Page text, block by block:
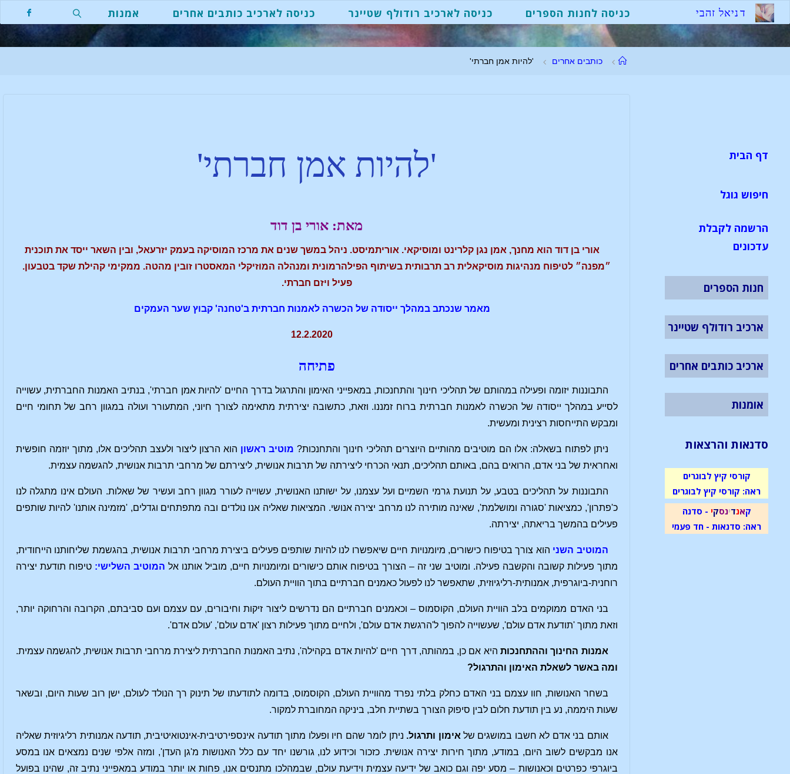
דניאל זהבי כניסה לחנות הספרים כניסה לארכיב רודולף שטיינר כניסה לארכיב כותבים אחרים אמנות
כותבים אחרים 'להיות אמן חברתי'
'להיות אמן חברתי'
מאת: אורי בן דוד
אורי בן דוד הוא מחנך, אמן נגן קלרינט ומוסיקאי. אוריתמיסט. ניהל במשך שנים את מרכז המוסיקה בעמק יזרעאל, ובין השאר ייסד את תוכנית
״מפנה״ לטיפוח מנהיגות מוסיקאלית רב תרבותית בשיתוף הפילהרמונית ומנהלה המוזיקלי המאסטרו זובין מהטה. ממקימי קהילת שקד בטבעון.
פעיל ויזם חברתי.
מאמר שנכתב במהלך ייסודה של הכשרה לאמנות חברתית ב'טחנה' קבוץ שער העמקים
12.2.2020
פתיחה
התבוננות יזומה ופעילה במהותם של תהליכי חינוך והתחנכות, במאפייני האימון והתרגול בדרך החיים 'להיות אמן חברתי', בנתיב האמנות החברתית, עשוייה
לסייע במהלך ייסודה של הכשרה לאמנות חברתית ברוח זמננו. וזאת, כתשובה יצירתית מתאימה לצורך חיוני, המתעורר ועולה במגוון רחב של תחומי חיים
ומבקש התייחסות רצינית ומעשית.
ניתן לפתוח בשאלה: אלו הם מוטיבים מהותיים היוצרים תהליכי חינוך והתחנכות? מוטיב ראשון הוא הרצון ליצור ולעצב תהליכים אלו, מתוך יוזמה חופשית
ואחראית של בני אדם, הרואים בהם, באותם תהליכים, תנאי הכרחי ליצירתה של תרבות אנושית, ליצירתם של מרחבי תרבות אנושית, להגשמה עצמית.
התבוננות על תהליכים בטבע, על תנועת גרמי השמיים ועל עצמנו, על ישותנו האנושית, עשוייה לעורר מגוון רחב ועשיר של שאלות. העולם אינו מתגלה לנו
כ'פתרון', כמציאות 'סגורה ומושלמת', שאינה מותירה לנו מרחב יצירה אנושי. המציאות שאליה אנו נולדים ובה מתפתחים וגדלים, 'מזמינה אותנו' להיות שותפים
פעילים בהמשך בריאתה, יצירתה.
המוטיב השני הוא צורך בטיפוח כישורים, מיומנויות חיים שיאפשרו לנו להיות שותפים פעילים ביצירת מרחבי תרבות אנושית, בהגשמת שליחותנו הייחודית,
מתוך פעילות קשובה והקשבה פעילה. ומוטיב שני זה – הצורך בטיפוח אותם כישורים ומיומנויות חיים, מוביל אותנו אל המוטיב השלישי: טיפוח תודעת יצירה
רוחנית-ביוגרפית, אמנותית-רליגיוזית, שתאפשר לנו לפעול כאמנים חברתיים בתוך הוויית העולם.
בני האדם ממוקמים בלב הוויית העולם, הקוסמוס – וכאמנים חברתיים הם נדרשים ליצור זיקות וחיבורים, עם עצמם ועם סביבתם, הקרובה והרחוקה יותר,
וזאת מתוך 'תודעת אדם עולם', שעשוייה להפוך ל'הרגשת אדם עולם', ולחיים מתוך פעילות רצון 'אדם עולם', 'עולם אדם'.
אמנות החינוך וההתחנכותהיא אם כן, במהותה, דרך חיים 'להיות אדם בקהילה', נתיב האמנות החברתית ליצירת מרחבי תרבות אנושית, להגשמה עצמית.
ומה באשר לשאלת האימון והתרגול?
בשחר האנושות, חוו עצמם בני האדם כחלק בלתי נפרד מהוויית העולם, הקוסמוס, בדומה לתודעתו של תינוק רך הנולד לעולם, ישן רוב שעות היום, ובשאר
שעות היממה, נע בין תודעת חלום לבין סיפוק הצורך בשתיית חלב, ביניקה המחוברת למקור.
אותם בני אדם לא חשבו במושגים של אימון ותרגול. ניתן לומר שהם חיו ופעלו מתוך תודעה אינספירטיבית-אינטואיטיבית, תודעה אמנותית רליגיוזית שאליה
אנו מבקשים לשוב היום, במודע, מתוך חירות יצירה אנושית. כזכור וכידוע לנו, גורשנו יחד עם כלל האנושות מ'גן העדן', ומזה אלפי שנים נמצאים אנו במסע
ביוגרפי כפרטים וכאנושות – מסע יפה וגם כואב של ידיעה עצמית וידיעת עולם, שבמהלכו מתנסים אנו, פחות או יותר במודע במאפייני נתיב זה, שהינו בפועל
דף הבית
חיפוש גוגל
הרשמה לקבלת
עדכונים
חנות הספרים
ארכיב רודולף שטיינר
ארכיב כותבים אחרים
אומנות
סדנאות והרצאות
קורסי קיץ לבוגרים
ראה: קורסי קיץ לבוגרים
קאנדינסקי - סדנה
ראה: סדנאות - חד פעמי